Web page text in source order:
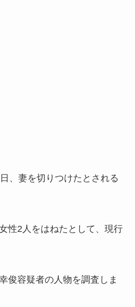
、妻を切りつけたとされる
性2人をはねたとして、現行
俊容疑者の人物を調査しま